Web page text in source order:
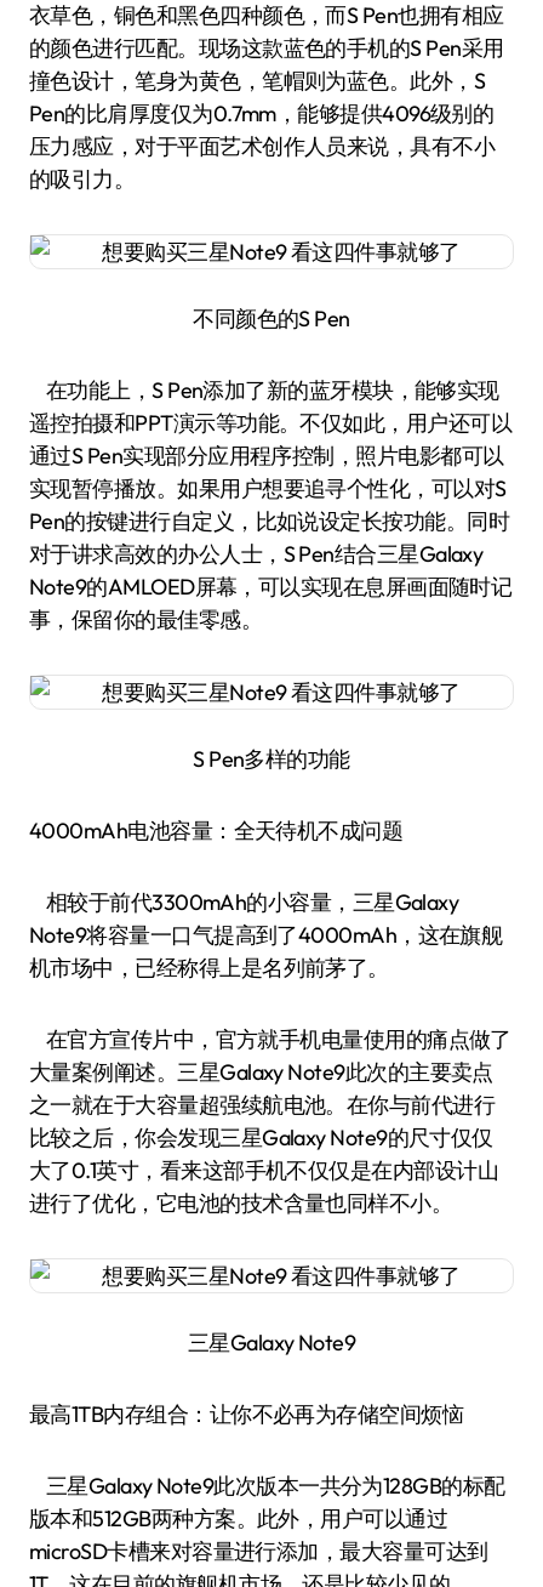
衣草色，铜色和黑色四种颜色，而S Pen也拥有相应
的颜色进行匹配。现场这款蓝色的手机的S Pen采用
撞色设计，笔身为黄色，笔帽则为蓝色。此外，S
Pen的比肩厚度仅为0.7mm，能够提供4096级别的
压力感应，对于平面艺术创作人员来说，具有不小
的吸引力。
不同颜色的S Pen
在功能上，S Pen添加了新的蓝牙模块，能够实现
遥控拍摄和PPT演示等功能。不仅如此，用户还可以
通过S Pen实现部分应用程序控制，照片电影都可以
实现暂停播放。如果用户想要追寻个性化，可以对S
Pen的按键进行自定义，比如说设定长按功能。同时
对于讲求高效的办公人士，S Pen结合三星Galaxy
Note9的AMLOED屏幕，可以实现在息屏画面随时记
事，保留你的最佳零感。
S Pen多样的功能
4000mAh电池容量：全天待机不成问题
相较于前代3300mAh的小容量，三星Galaxy
Note9将容量一口气提高到了4000mAh，这在旗舰
机市场中，已经称得上是名列前茅了。
在官方宣传片中，官方就手机电量使用的痛点做了
大量案例阐述。三星Galaxy Note9此次的主要卖点
之一就在于大容量超强续航电池。在你与前代进行
比较之后，你会发现三星Galaxy Note9的尺寸仅仅
大了0.1英寸，看来这部手机不仅仅是在内部设计山
进行了优化，它电池的技术含量也同样不小。
三星Galaxy Note9
最高1TB内存组合：让你不必再为存储空间烦恼
三星Galaxy Note9此次版本一共分为128GB的标配
版本和512GB两种方案。此外，用户可以通过
microSD卡槽来对容量进行添加，最大容量可达到